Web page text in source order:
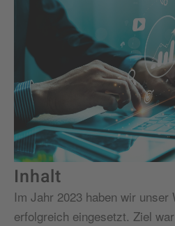
Inhalt
Im Jahr 2023 haben wir unser
erfolgreich eingesetzt. Ziel